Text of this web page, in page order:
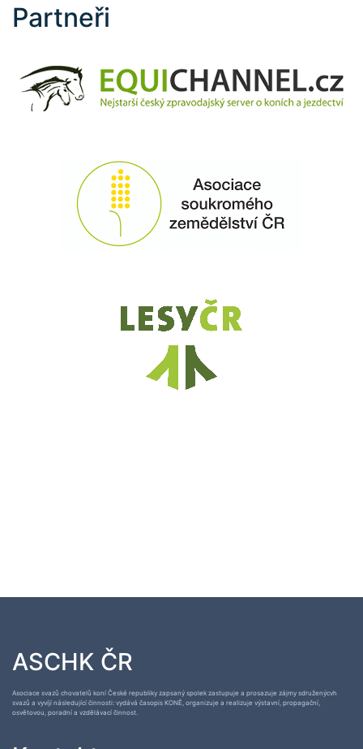
Partneři
ASCHK ČR
Asociace svazů chovatelů koní České republiky zapsaný spolek zastupuje a prosazuje zájmy sdruženýcvh
svazů a vyvíjí následující činnosti: vydává časopis KONĚ, organizuje a realizuje výstavní, propagační,
osvětovou, poradní a vzdělávací činnost.